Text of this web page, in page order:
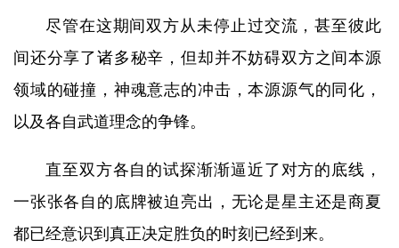
尽管在这期间双方从未停止过交流，甚至彼此
间还分享了诸多秘辛，但却并不妨碍双方之间本源
领域的碰撞，神魂意志的冲击，本源源气的同化，
以及各自武道理念的争锋。
直至双方各自的试探渐渐逼近了对方的底线，
一张张各自的底牌被迫亮出，无论是星主还是商夏
都已经意识到真正决定胜负的时刻已经到来。